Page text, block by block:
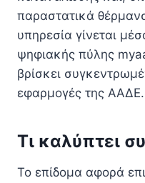
παραστατικά
υπηρεσία γίνεται
ψηφιακής πύλης
βρίσκει
εφαρμογές της ΑΑΔΕ.
Τι καλύπτει
Το επίδομα αφορά